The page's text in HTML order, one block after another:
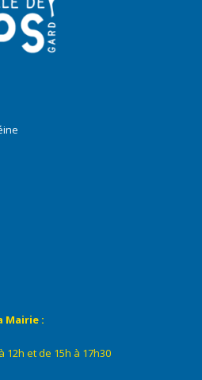
Mairie :
12h et de 15h à 17h30